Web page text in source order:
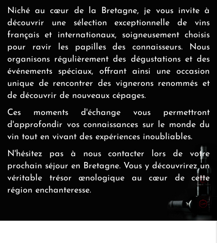
Niché au cœur de la Bretagne, je vous invite à
découvrir une sélection exceptionnelle de vins
français et internationaux, soigneusement choisis
pour ravir les papilles des connaisseurs. Nous
organisons régulièrement des dégustations et des
événements spéciaux, offrant ainsi une occasion
unique de rencontrer des vignerons renommés et
de découvrir de nouveaux cépages.
Ces moments d'échange vous permettront
d'approfondir vos connaissances sur le monde du
vin tout en vivant des expériences inoubliables.
N'hésitez pas à nous contacter lors de votre
prochain séjour en Bretagne. Vous y découvrirez un
véritable trésor œnologique au cœur de cette
région enchanteresse.